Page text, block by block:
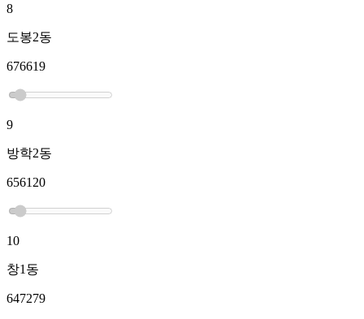
8
도봉2동
676619
9
방학2동
656120
10
창1동
647279